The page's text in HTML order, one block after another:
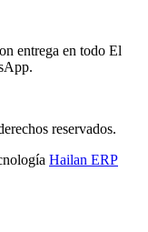
entrega en todo El
reservados.
Hailan ERP